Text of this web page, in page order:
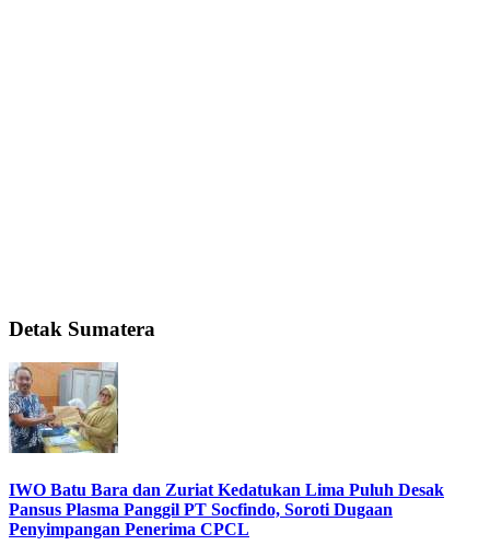
Detak Sumatera
IWO Batu Bara dan Zuriat Kedatukan Lima Puluh Desak
Pansus Plasma Panggil PT Socfindo, Soroti Dugaan
Penyimpangan Penerima CPCL